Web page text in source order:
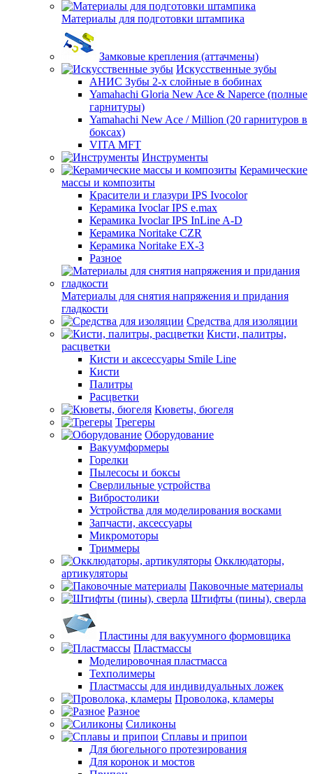
Материалы для подготовки штампика
Замковые крепления (аттачмены)
Искусственные зубы
АНИС Зубы 2-х слойные в бобинах
Yamahachi Gloria New Ace & Naperce (полные
гарнитуры)
Yamahachi New Ace / Million (20 гарнитуров в
боксах)
VITA MFT
Инструменты
Керамические
массы и композиты
Красители и глазури IPS Ivocolor
Керамика Ivoclar IPS e.max
Керамика Ivoclar IPS InLine A-D
Керамика Noritake CZR
Керамика Noritake EX-3
Разное
Материалы для снятия напряжения и придания
гладкости
Средства для изоляции
Кисти, палитры,
расцветки
Кисти и аксессуары Smile Line
Кисти
Палитры
Расцветки
Кюветы, бюгеля
Трегеры
Оборудование
Вакуумформеры
Горелки
Пылесосы и боксы
Сверлильные устройства
Вибростолики
Устройства для моделирования восками
Запчасти, аксессуары
Микромоторы
Триммеры
Окклюдаторы,
артикуляторы
Паковочные материалы
Штифты (пины), сверла
Пластины для вакуумного формовщика
Пластмассы
Моделировочная пластмасса
Техполимеры
Пластмассы для индивидуальных ложек
Проволока, кламеры
Разное
Силиконы
Сплавы и припои
Для бюгельного протезирования
Для коронок и мостов